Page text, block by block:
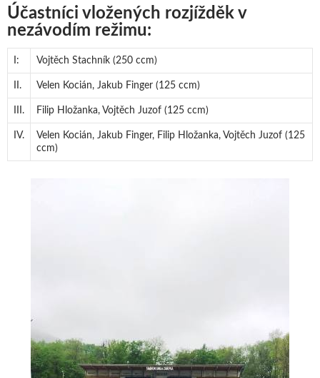
Účastníci vložených rozjížděk v
nezávodím režimu:
I: Vojtěch Stachník (250 ccm)
II. Velen Kocián, Jakub Finger (125 ccm)
III. Filip Hložanka, Vojtěch Juzof (125 ccm)
IV.
Velen Kocián, Jakub Finger, Filip Hložanka, Vojtěch Juzof (125
ccm)